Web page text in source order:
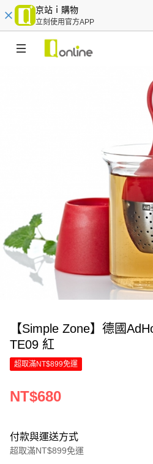
京站ｉ購物
立刻使用官方APP
【Simple Zone】德國
TE09 紅
超取滿NT$899免運
NT$680
付款與運送方式
超取滿NT$899免運